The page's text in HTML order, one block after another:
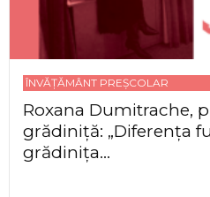
ÎNVĂȚĂMÂNT PREȘCOLAR
Roxana Dumitrache,
grădiniță: „Diferența
grădinița...